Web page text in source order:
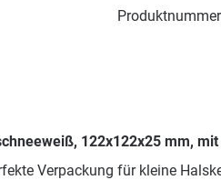
122x122x25 mm, mit
Verpackung für kleine